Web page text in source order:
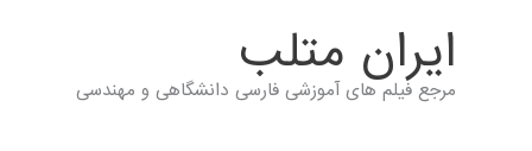
ايران متلب
مرجع فیلم های آموزشی فارسی دانشگاهی و مهندسی